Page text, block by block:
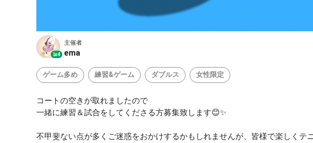
Lv.4
主催者
ema
ゲーム多め 練習&ゲーム ダブルス 女性限定
コートの空きが取れましたので
一緒に練習＆試合をしてくださる方募集致します😊✨
不甲斐ない点が多くご迷惑をおかけするかもしれませんが、皆様で楽しくテ